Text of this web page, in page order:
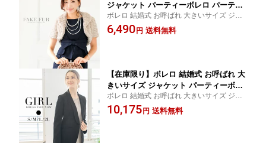
ジャケット パーティーボレロ パーティ
ボレロ 結婚式ボレロ 二次会 服装 羽織
物 フォーマル 謝恩会 演奏会 発表会 披
ボレロ 結婚式 お呼ばれ 大きいサイズ ジャ
ケット S M L LL XL 2L 3L ブラック 黒 ベー
ジュ 大人 送料無料
6,490 円 送料無料
【在庫限り】ボレロ 結婚式 お呼ばれ 大
きいサイズ ジャケット パーティーボレ
ロ パーティボレロ 二次会 フォーマル
ビジネス 謝恩会 披露宴 長袖 入学式 入
ボレロ 結婚式 お呼ばれ 大きいサイズ ジャ
ケット S M L LL XL 2L 3L 20代 30代 40代 5
0代 送料無料 ブラック 大人 テーラード ダ
10,175 円 送料無料